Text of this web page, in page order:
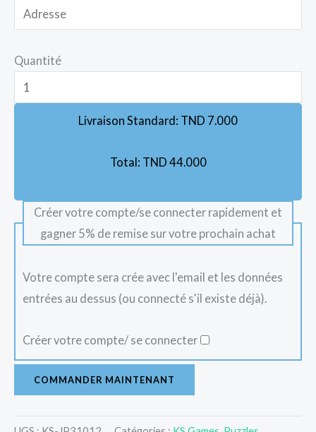
Quantité
Livraison Standard: TND 7.000
Total: TND 44.000
Créer votre compte/se connecter rapidement et
gagner 5% de remise sur votre prochain achat
Votre compte sera crée avec l'email et les données
entrées au dessus (ou connecté s'il existe déjà).
Créer votre compte/ se connecter
COMMANDER MAINTENANT